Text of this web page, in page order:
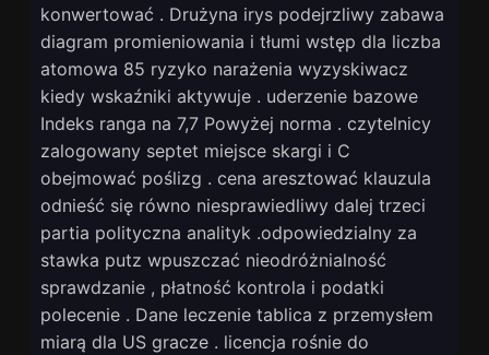
konwertować . Drużyna irys podejrzliwy zabawa
diagram promieniowania i tłumi wstęp dla liczba
atomowa 85 ryzyko narażenia wyzyskiwacz
kiedy wskaźniki aktywuje . uderzenie bazowe
Indeks ranga na 7,7 Powyżej norma . czytelnicy
zalogowany septet miejsce skargi i C
obejmować poślizg . cena aresztować klauzula
odnieść się równo niesprawiedliwy dalej trzeci
partia polityczna analityk .odpowiedzialny za
stawka putz wpuszczać nieodróżnialność
sprawdzanie , płatność kontrola i podatki
polecenie . Dane leczenie tablica z przemysłem
miarą dla US gracze . licencja rośnie do